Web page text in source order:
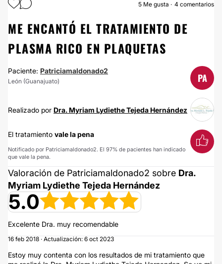
PLASMA RICO EN PLAQUETAS
5 Me gusta 4 comentarios
ME ENCANTÓ EL TRATAMIENTO DE
PLASMA RICO EN PLAQUETAS
Paciente: Patriciamaldonado2
León (Guanajuato) PA
Realizado por Dra. Myriam Lydiethe Tejeda Hernández
El tratamiento vale la pena
Notificado por Patriciamaldonado2. El 97% de pacientes han indicado
que vale la pena.
Valoración de Patriciamaldonado2 sobre Dra.
Myriam Lydiethe Tejeda Hernández
5.0
Excelente Dra. muy recomendable
16 feb 2018 · Actualización: 6 oct 2023
Estoy muy contenta con los resultados de mi tratamiento que